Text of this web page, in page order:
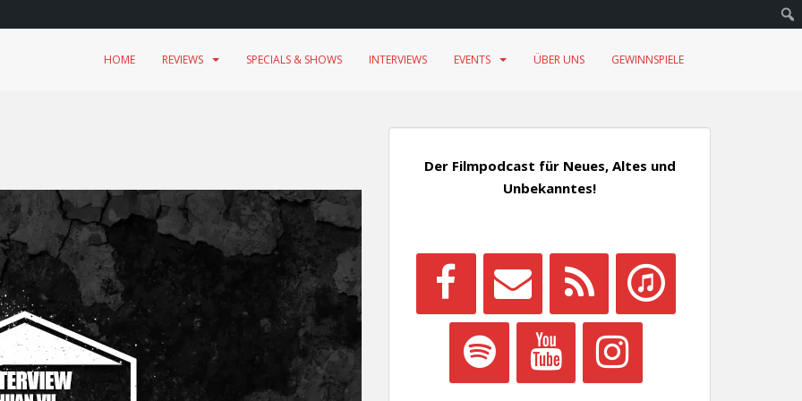
HOME REVIEWS SPECIALS & SHOWS INTERVIEWS EVENTS ÜBER UNS GEWINNSPIELE
Der Filmpodcast für Neues, Altes und
Unbekanntes!